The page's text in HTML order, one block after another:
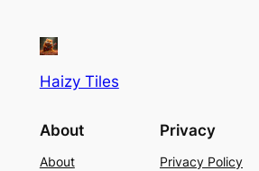
Haizy Tiles
About
About
Privacy
Privacy Policy